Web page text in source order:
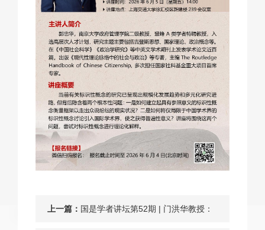
上一篇： 国是学者讲坛第52期 | 门洪华教授：